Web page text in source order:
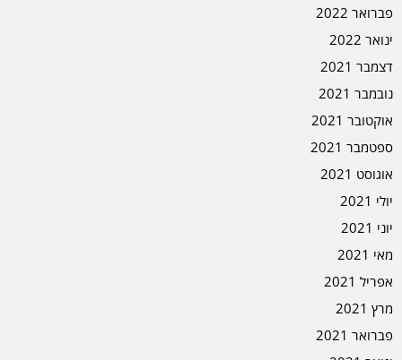
פברואר 2022
ינואר 2022
דצמבר 2021
נובמבר 2021
אוקטובר 2021
ספטמבר 2021
אוגוסט 2021
יולי 2021
יוני 2021
מאי 2021
אפריל 2021
מרץ 2021
פברואר 2021